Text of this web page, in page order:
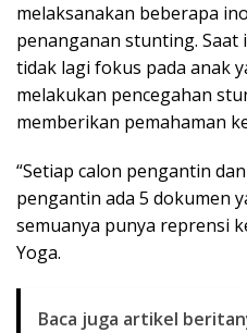
melaksanakan beberapa
penanganan stunting. Saat
tidak lagi fokus pada anak
melakukan pencegahan
memberikan pemahaman
“Setiap calon pengantin
pengantin ada 5 dokumen
semuanya punya reprensi
Yoga.
Baca juga artikel